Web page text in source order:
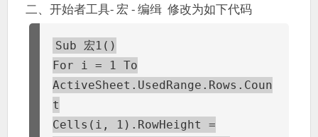
二、开始者工具- 宏 - 编缉 修改为如下代码
Sub 宏1()
For i = 1 To
ActiveSheet.UsedRange.Rows.Coun
t
Cells(i, 1).RowHeight =